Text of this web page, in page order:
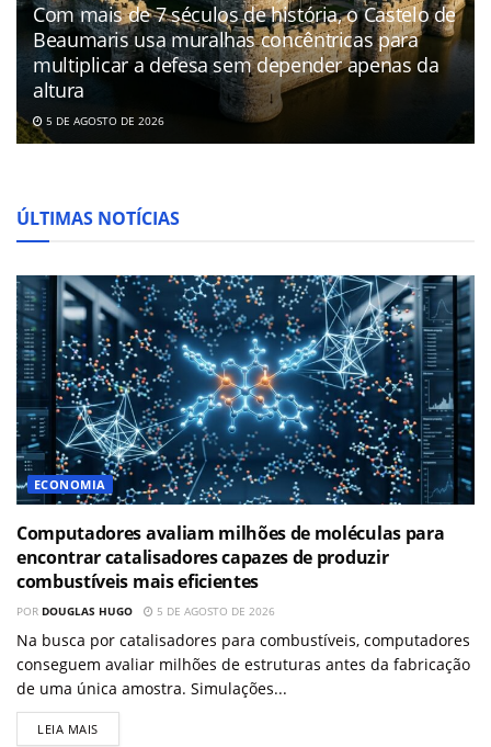
Com mais de 7 séculos de história, o Castelo de
Beaumaris usa muralhas concêntricas para
multiplicar a defesa sem depender apenas da
altura
5 DE AGOSTO DE 2026
ÚLTIMAS NOTÍCIAS
ECONOMIA
Computadores avaliam milhões de moléculas para
encontrar catalisadores capazes de produzir
combustíveis mais eficientes
POR DOUGLAS HUGO 5 DE AGOSTO DE 2026
Na busca por catalisadores para combustíveis, computadores
conseguem avaliar milhões de estruturas antes da fabricação
de uma única amostra. Simulações...
LEIA MAIS